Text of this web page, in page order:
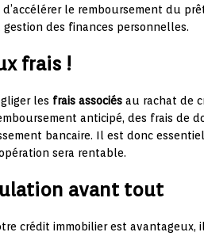
le remboursement du
des finances personnelles.
frais !
les frais associés au rachat de
anticipé, des frais de
bancaire. Il est donc
sera rentable.
avant tout
crédit immobilier est